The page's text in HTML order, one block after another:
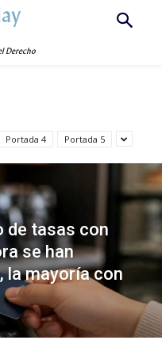
Derecho
Portada 4 Portada 5
de tasas con
se han
la mayoría con